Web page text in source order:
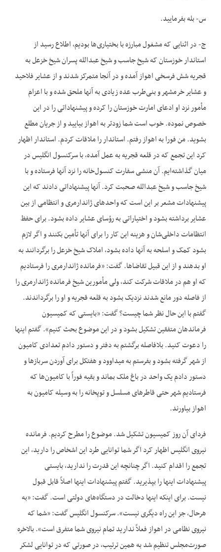
س- بله بفرمایید.
ج- در اثنایی که مشغول مبارزه با بختیاری‌ها بودیم، اطلاع رسید از
استاندار خوزستان که شیخ جاسب و شیخ عبدالله پسران شیخ خزعل به
قجریه شش فرسخی اهواز آمده و در آنجا متمرکز شدند و از عشایر فلاحید
و عشایر خرمشهر و بنی‌طرب عده زیادی به آنها ملحق شده و با اعزام
مأمور نزد او ادعای امارت خوزستان را کرده و پیشنهاداتی را در این
خصوص نموده. خوب است شما زودتر به اهواز بیایید و از جریان مطلع
بشوید. من فورا به اهواز رفتم. استاندار را ملاقات کردم. استاندار اظهار
کرد این تجمع که در قلعه قجریه به عمل آمده، با سرکنسول انگلیس در
میان گذاشته‌ایم. آن منشی سفارت کنسول‌خانه را نزد آنها فرستاده و با
شیخ جاسب و شیخ عبدالله صحبت کرد. آنها پیشنهاداتی دادند که این
پیشنهادات مشعر بر این است که واحدهای ژاندارمری و انتظامی از بین
عشایر برداشته بشود و اختیاراتی به رؤسای عشایر داده بشود. برای حفظ
انتظامات داخلی‌شان و هزینه این کار را برای آنها تأمین بکنند و اگر لازم
بشود کمک و اسلحه به آنها داده بشود، املاک شیخ خزعل را برگردانند به
او بدهند و از این قبیل تقاضاها. گفت: «فرمانده ژاندارمری را فرستادیم
که او هم در ملاقات شرکت کند، ولی مأمورین شیخ فرمانده ژاندارمری را
از فاصله دور مانع شدند نزدیک بشود به قلعه قجریه و او را برگرداندند.
گفتم با این حال نظر شما چیست؟ گفت: «بایستی که کمیسیون
فرماندهان متفقین تشکیل بشود و در این موضوع بحث کنیم». گفتم اینها
را دعوت کنید. بلافاصله برگشتم به دفتر و دستور دادم تعدادی کامیون
از شهر گرفته بشود و بفرستم به میداوود و هفتکل برای آوردن سربازها و
دستور دادم یک واحد در باغ ملک بماند و بقیه فوراً با کامیون‌ها که
فرستادیم شهر حتی قاطرهای مسلسل و توپخانه را به وسیله کامیون به
اهواز بیاورند.
فردای آن روز کمیسیون تشکیل شد. موضوع را مطرح کردیم. فرمانده
نیروی انگلیس اظهار کرد اگر شما توانایی طرد این اشخاص را دارید، این
تجمع را اقدام کنید. اگر چنانچه این قدرت را ندارید، بایستی
پیشنهادات اینها را بپذیرید. گفتم پیشنهادات اینها اصلاً قابل قبول
نیست. برای اینکه اینها دخالت در دستگاه‌های دولتی است. گفت: «به
هرحال، جز این راه دیگری نیست». سرکنسول انگلیس گفت: «شما که
نیروی نظامی در اهواز فعلاً ندارید تمام نیروی شما متفرق است». بالاخره
صورت‌مجلس تنظیم شد به همین ترتیب، در صورتی که در توانایی لشکر